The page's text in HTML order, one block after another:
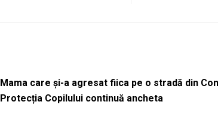
Mama care și-a agresat fiica pe o stradă din
Protecția Copilului continuă ancheta